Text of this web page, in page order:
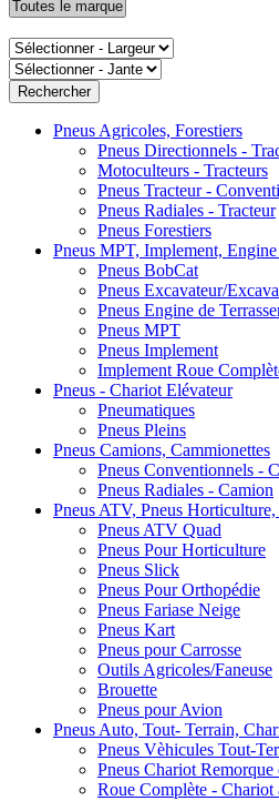
Pneus Agricoles, Forestiers
Pneus Directionnels -
Motoculteurs - Tracteurs
Pneus Tracteur -
Pneus Radiales - Tracteur
Pneus Forestiers
Pneus MPT, Implement, Engine
Pneus BobCat
Pneus Excavateur/
Pneus Engine de
Pneus MPT
Pneus Implement
Implement Roue
Pneus - Chariot Elévateur
Pneumatiques
Pneus Pleins
Pneus Camions, Cammionettes
Pneus Conventionnels -
Pneus Radiales - Camion
Pneus ATV, Pneus
Pneus ATV Quad
Pneus Pour Horticulture
Pneus Slick
Pneus Pour Orthopédie
Pneus Fariase Neige
Pneus Kart
Pneus pour Carrosse
Outils Agricoles/Faneuse
Brouette
Pneus pour Avion
Pneus Auto, Tout- Terrain,
Pneus Vèhicules Tout-
Pneus Chariot Remorque
Roue Complète - Chariot